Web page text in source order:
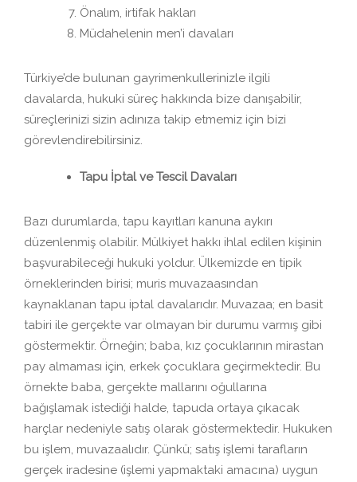
Önalım, irtifak hakları
Müdahelenin men’i davaları
Türkiye’de bulunan gayrimenkullerinizle ilgili
davalarda, hukuki süreç hakkında bize danışabilir,
süreçlerinizi sizin adınıza takip etmemiz için bizi
görevlendirebilirsiniz.
Tapu İptal ve Tescil Davaları
Bazı durumlarda, tapu kayıtları kanuna aykırı
düzenlenmiş olabilir. Mülkiyet hakkı ihlal edilen kişinin
başvurabileceği hukuki yoldur. Ülkemizde en tipik
örneklerinden birisi; muris muvazaasından
kaynaklanan tapu iptal davalarıdır. Muvazaa; en basit
tabiri ile gerçekte var olmayan bir durumu varmış gibi
göstermektir. Örneğin; baba, kız çocuklarının mirastan
pay almaması için, erkek çocuklara geçirmektedir. Bu
örnekte baba, gerçekte mallarını oğullarına
bağışlamak istediği halde, tapuda ortaya çıkacak
harçlar nedeniyle satış olarak göstermektedir. Hukuken
bu işlem, muvazaalıdır. Çünkü; satış işlemi tarafların
gerçek iradesine (işlemi yapmaktaki amacına) uygun